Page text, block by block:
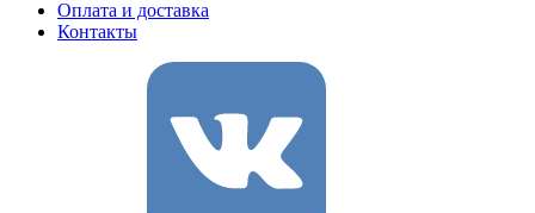
Оплата и доставка
Контакты